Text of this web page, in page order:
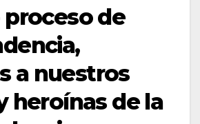
de
a nuestros
heroínas de la